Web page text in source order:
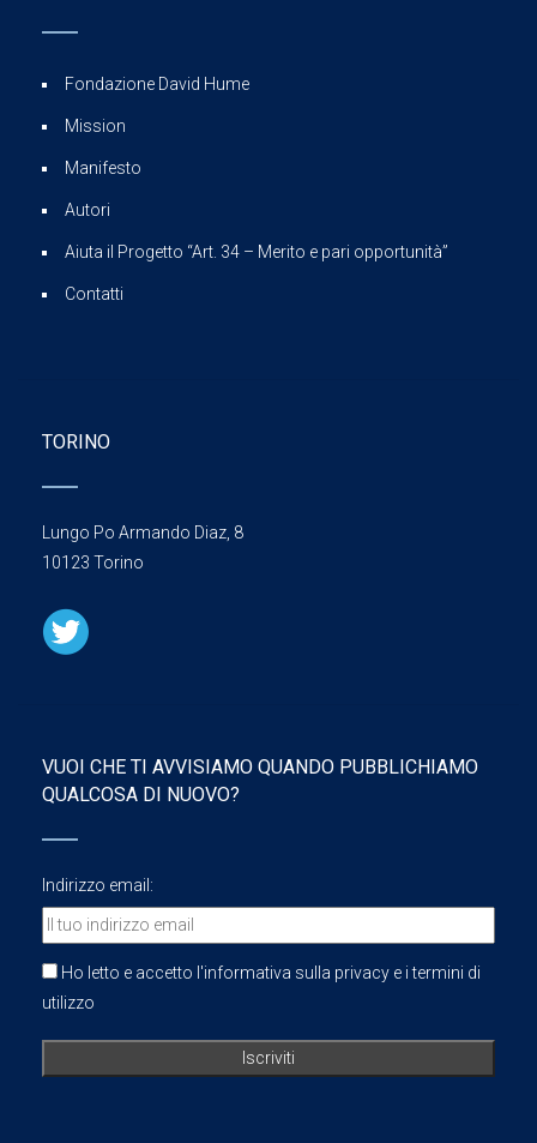
Fondazione David Hume
Mission
Manifesto
Autori
Aiuta il Progetto “Art. 34 – Merito e pari opportunità”
Contatti
TORINO
Lungo Po Armando Diaz, 8
10123 Torino
VUOI CHE TI AVVISIAMO QUANDO PUBBLICHIAMO
QUALCOSA DI NUOVO?
Indirizzo email:
Ho letto e accetto l'informativa sulla privacy e i termini di
utilizzo